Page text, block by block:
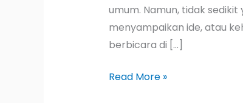
umum. Namun, tidak
menyampaikan ide, atau
berbicara di […]
Read More »